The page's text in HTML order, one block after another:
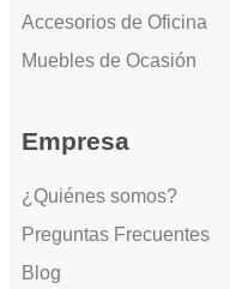
Accesorios de Oficina
Muebles de Ocasión
Empresa
¿Quiénes somos?
Preguntas Frecuentes
Blog